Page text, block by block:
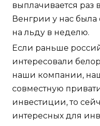
выплачивается раз
Венгрии у нас
на льду в неделю.
Если раньше
интересовали
наши компании,
совместную
инвестиции, то
интересных для